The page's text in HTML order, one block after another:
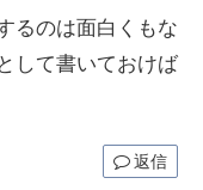
るのは面白くもな
して書いておけば
返信